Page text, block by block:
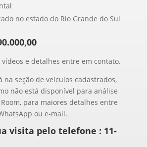
no estado do Rio Grande do Sul
vídeos e detalhes entre em contato.
na seção de veículos cadastrados,
não está disponível para análise
para maiores detalhes entre
ou e-mail.
visita pelo telefone : 11-